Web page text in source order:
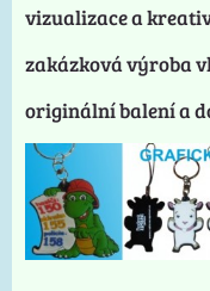
vizualizace a
zakázková výroba
originální balení a